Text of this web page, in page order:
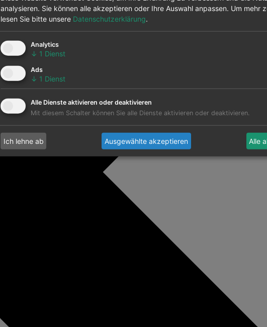
analysieren. Sie können alle akzeptieren oder Ihre Auswahl anpassen. Um mehr
lesen Sie bitte unsere Datenschutzerklärung.
Analytics
↓ 1 Dienst
Ads
↓ 1 Dienst
Alle Dienste aktivieren oder deaktivieren
Mit diesem Schalter können Sie alle Dienste aktivieren oder deaktivieren.
Ich lehne ab Ausgewählte akzeptieren Alle